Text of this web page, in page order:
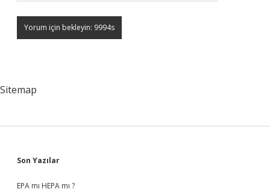
Sitemap
Sidebar
Son Yazılar
EPA mı HEPA mı ?